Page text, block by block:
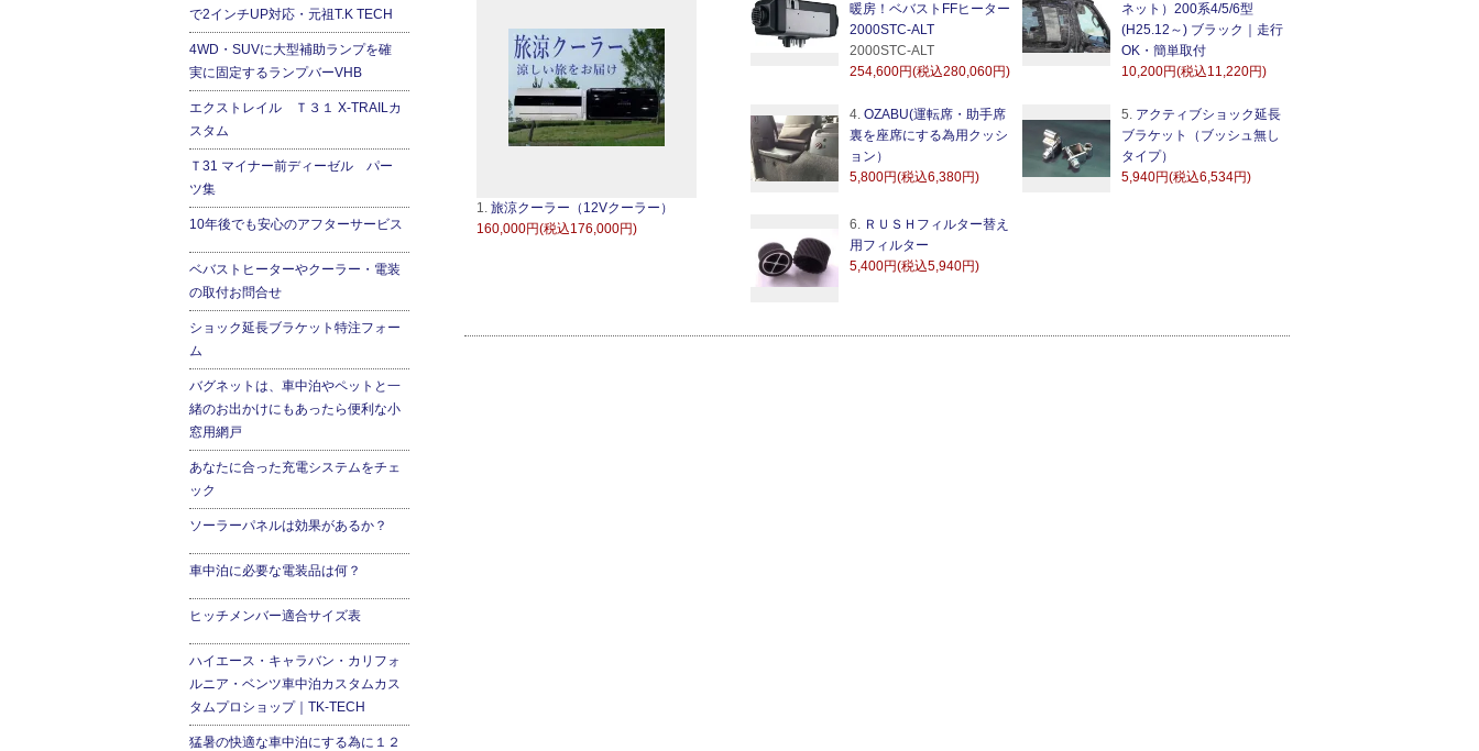
1. 旅涼クーラー（12Vクーラー）
160,000円(税込176,000円)
暖房！ベバストFFヒーター
2000STC-ALT
2000STC-ALT
254,600円(税込280,060円)
ネット）200系4/5/6型
(H25.12～) ブラック｜走行
OK・簡単取付
10,200円(税込11,220円)
4.OZABU(運転席・助手席
裏を座席にする為用クッシ
ョン）
5,800円(税込6,380円)
5. アクティブショック延長
ブラケット（ブッシュ無し
タイプ）
5,940円(税込6,534円)
6.ＲＵＳＨフィルター替え
用フィルター
5,400円(税込5,940円)
で2インチUP対応・元祖T.K TECH
4WD・SUVに大型補助ランプを確
実に固定するランプバーVHB
エクストレイル Ｔ３１ X-TRAILカ
スタム
Ｔ31 マイナー前ディーゼル パー
ツ集
10年後でも安心のアフターサービス
ベバストヒーターやクーラー・電装
の取付お問合せ
ショック延長ブラケット特注フォー
ム
バグネットは、車中泊やペットと一
緒のお出かけにもあったら便利な小
窓用網戸
あなたに合った充電システムをチェ
ック
ソーラーパネルは効果があるか？
車中泊に必要な電装品は何？
ヒッチメンバー適合サイズ表
ハイエース・キャラバン・カリフォ
ルニア・ベンツ車中泊カスタムカス
タムプロショップ｜TK-TECH
猛暑の快適な車中泊にする為に１２